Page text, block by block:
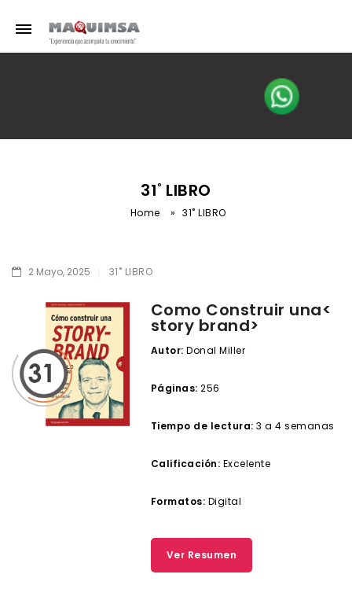
31˚ LIBRO
Home » 31˚ LIBRO
2 Mayo, 2025 31˚ LIBRO
Como Construir una<
story brand>
Autor:Donal Miller
Páginas: 256
Tiempo de lectura: 3 a 4 semanas
Calificación: Excelente
Formatos: Digital
Ver Resumen